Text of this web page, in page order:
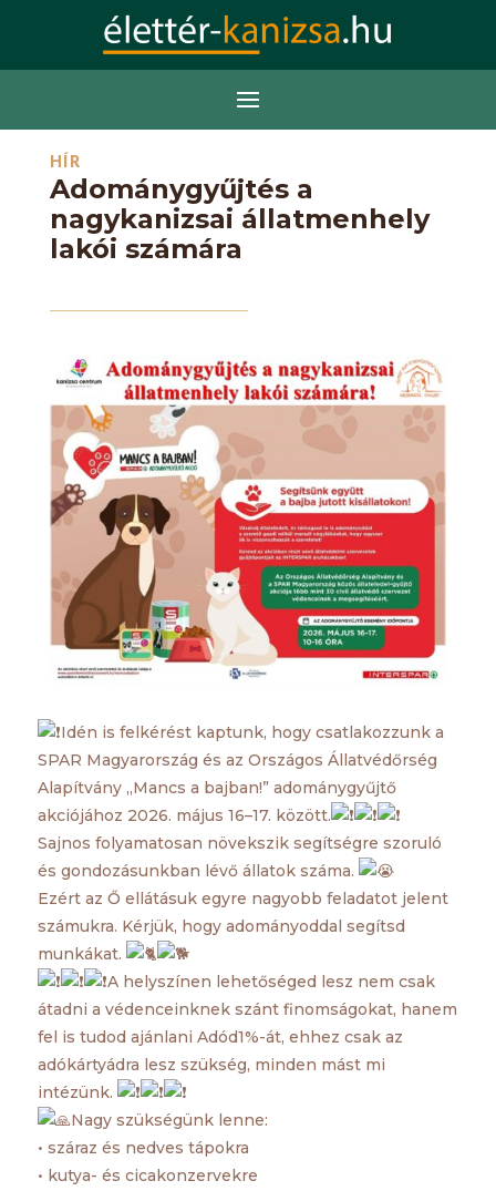
HÍR
Adománygyűjtés a
nagykanizsai állatmenhely
lakói számára
Idén is felkérést kaptunk, hogy csatlakozzunk a
SPAR Magyarország és az Országos Állatvédőrség
Alapítvány „Mancs a bajban!” adománygyűjtő
akciójához 2026. május 16–17. között.
Sajnos folyamatosan növekszik segítségre szoruló
és gondozásunkban lévő állatok száma.
Ezért az Ő ellátásuk egyre nagyobb feladatot jelent
számukra. Kérjük, hogy adományoddal segítsd
munkákat.
A helyszínen lehetőséged lesz nem csak
átadni a védenceinknek szánt finomságokat, hanem
fel is tudod ajánlani Adód1%-át, ehhez csak az
adókártyádra lesz szükség, minden mást mi
intézünk.
Nagy szükségünk lenne:
• száraz és nedves tápokra
• kutya- és cicakonzervekre